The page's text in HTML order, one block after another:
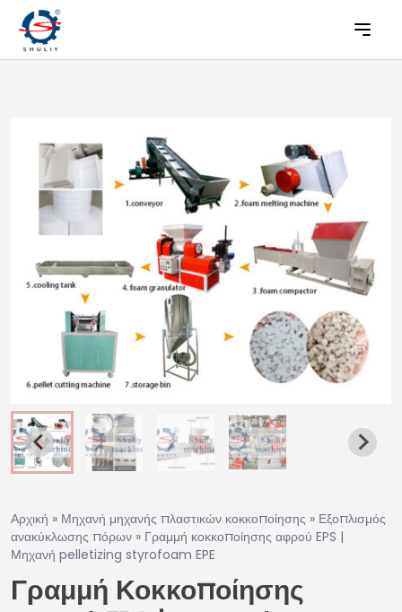
Αρχική » Μηχανή μηχανής πλαστικών κοκκοποίησης » Εξοπλισμός
ανακύκλωσης πόρων » Γραμμή κοκκοποίησης αφρού EPS |
Μηχανή pelletizing styrofoam EPE
Γραμμή Κοκκοποίησης